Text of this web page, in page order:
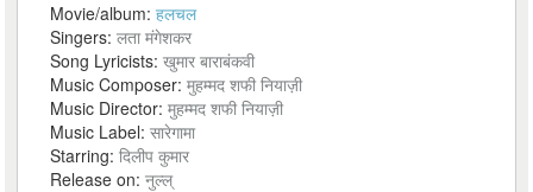
Movie/album:हलचल
Singers:लता मंगेशकर
Song Lyricists:खुमार बाराबंकवी
Music Composer:मुहम्मद शफी नियाज़ी
Music Director:मुहम्मद शफी नियाज़ी
Music Label:सारेगामा
Starring:दिलीप कुमार
Release on:नुल्ल्